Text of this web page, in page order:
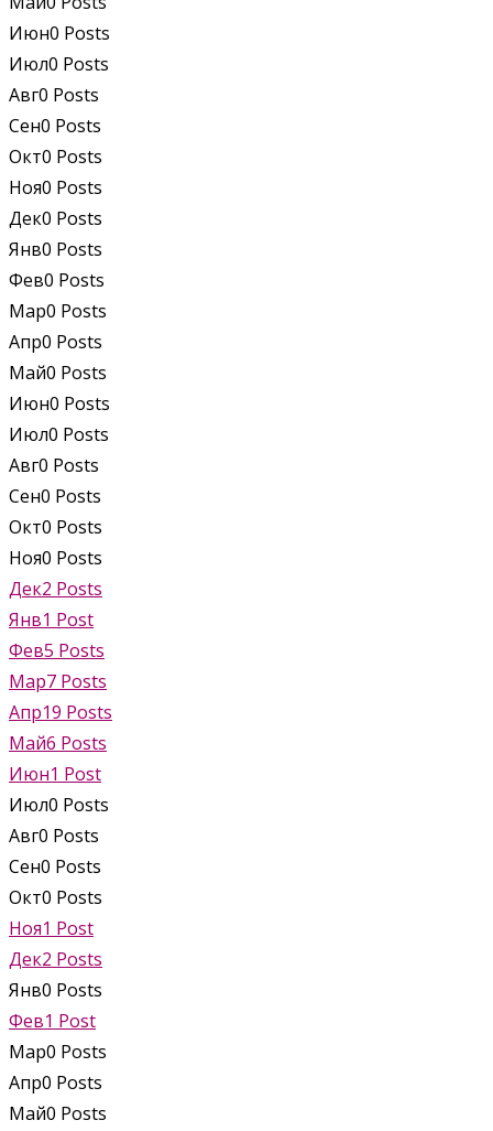
Июн0 Posts
Июл0 Posts
Авг0 Posts
Сен0 Posts
Окт0 Posts
Ноя0 Posts
Дек0 Posts
Янв0 Posts
Фев0 Posts
Мар0 Posts
Апр0 Posts
Май0 Posts
Июн0 Posts
Июл0 Posts
Авг0 Posts
Сен0 Posts
Окт0 Posts
Ноя0 Posts
Дек2 Posts
Янв1 Post
Фев5 Posts
Мар7 Posts
Апр19 Posts
Май6 Posts
Июн1 Post
Июл0 Posts
Авг0 Posts
Сен0 Posts
Окт0 Posts
Ноя1 Post
Дек2 Posts
Янв0 Posts
Фев1 Post
Мар0 Posts
Апр0 Posts
Май0 Posts